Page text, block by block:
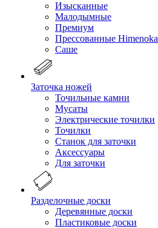
Изысканные
Малодымные
Премиум
Прессованные Himenoka
Саше
Заточка ножей
Точильные камни
Мусаты
Электрические точилки
Точилки
Станок для заточки
Аксессуары
Для заточки
Разделочные доски
Деревянные доски
Пластиковые доски